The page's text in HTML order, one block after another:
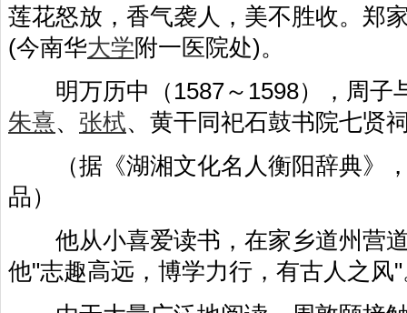
莲花怒放，香气袭人，美不胜收。郑
(今南华大学附一医院处)。
明万历中（1587～1598），周子
朱熹、 张栻、黄干同祀石鼓书院七贤
（据《湖湘文化名人衡阳辞典》，
品）
他从小喜爱读书，在家乡道州营道
他"志趣高远，博学力行，有古人之风